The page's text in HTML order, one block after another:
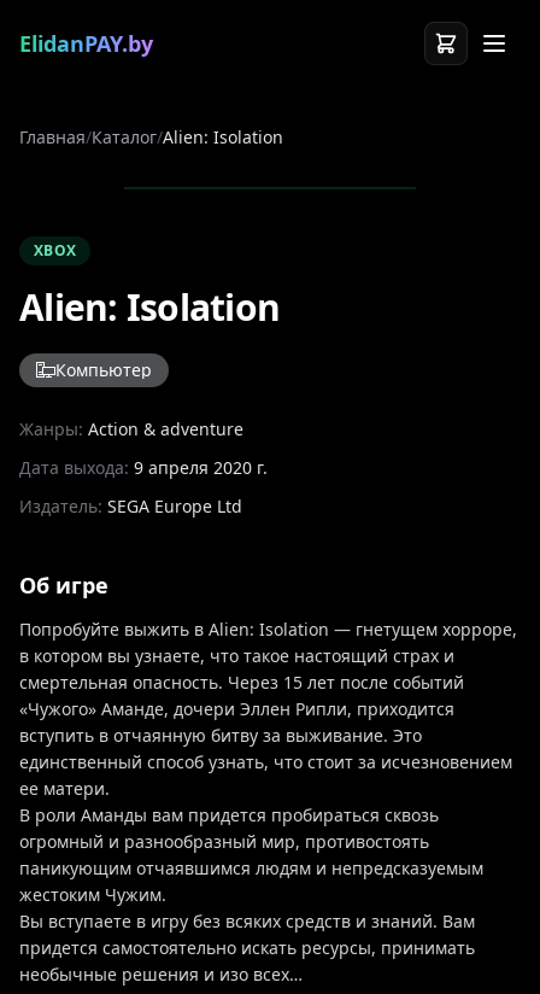
ElidanPAY.by
Главная/Каталог/Alien: Isolation
XBOX
Alien: Isolation
Компьютер
Жанры: Action & adventure
Дата выхода: 9 апреля 2020 г.
Издатель: SEGA Europe Ltd
Об игре
Попробуйте выжить в Alien: Isolation — гнетущем хорроре,
в котором вы узнаете, что такое настоящий страх и
смертельная опасность. Через 15 лет после событий
«Чужого» Аманде, дочери Эллен Рипли, приходится
вступить в отчаянную битву за выживание. Это
единственный способ узнать, что стоит за исчезновением
ее матери.
В роли Аманды вам придется пробираться сквозь
огромный и разнообразный мир, противостоять
паникующим отчаявшимся людям и непредсказуемым
жестоким Чужим.
Вы вступаете в игру без всяких средств и знаний. Вам
придется самостоятельно искать ресурсы, принимать
необычные решения и изо всех…